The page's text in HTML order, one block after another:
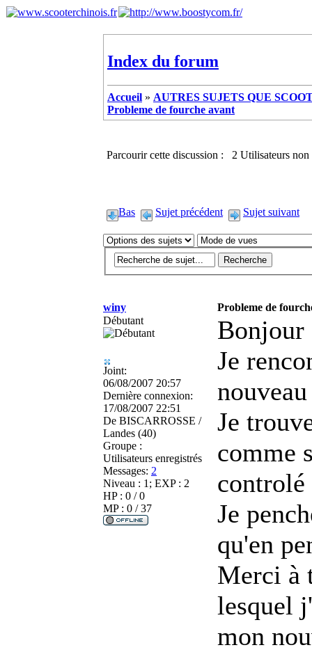
Index du forum
Accueil » AUTRES SUJETS QUE
Probleme de fourche avant
Parcourir cette discussion : 2 Utilisateurs non
Bas Sujet précédent Sujet suivant
winy
Probleme de
Débutant
Joint:
06/08/2007 20:57
Dernière connexion:
17/08/2007 22:51
De BISCARROSSE /
Landes (40)
Groupe :
Utilisateurs enregistrés
Messages: 2
Niveau : 1; EXP : 2
HP : 0 / 0
MP : 0 / 37
Bonjour
Je
Je
comme
controlé
Je
qu'en
Merci à
lesquel
mon